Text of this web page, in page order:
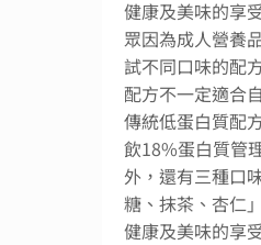
健康及美味的享
眾因為成人營養
試不同口味的配
配方不一定適合
傳統低蛋白質配
飲18%蛋白質管
外，還有三種口
糖、抹茶、杏仁
健康及美味的享